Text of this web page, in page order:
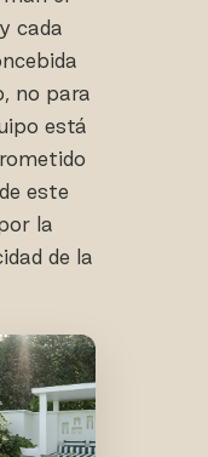
cada
no para
está
este
la
de la